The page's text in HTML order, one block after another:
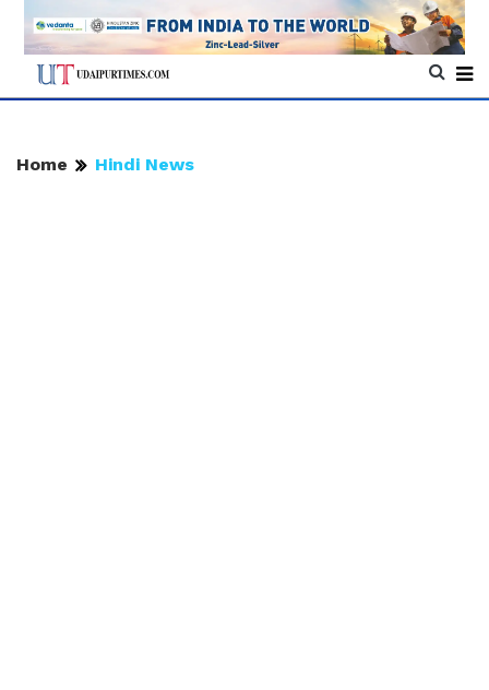
Home Hindi News